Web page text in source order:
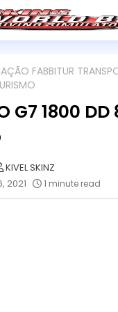
FABBITUR
G7 1800
KIVEL SKINZ
2021
1 minute read